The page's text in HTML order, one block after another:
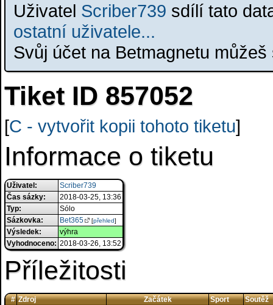
Uživatel Scriber739 sdílí tato
ostatní uživatele...
Svůj účet na Betmagnetu
Tiket ID 857052
[C - vytvořit kopii tohoto tiketu]
Informace o tiketu
Uživatel:
Scriber739
Čas sázky:
2018-03-25, 13:36
Typ:
Sólo
Sázkovka:
Bet365 [přehled]
Výsledek:
výhra
Vyhodnoceno: 2018-03-26, 13:52
Příležitosti
# Zdroj Začátek Sport
Soutěž